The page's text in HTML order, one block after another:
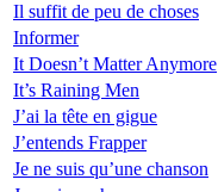
Il suffit de peu de choses
Informer
It Doesn’t Matter Anymore
It’s Raining Men
J’ai la tête en gigue
J’entends Frapper
Je ne suis qu’une chanson